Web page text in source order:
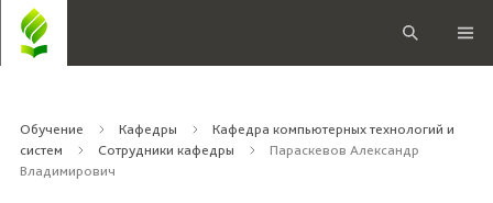
Обучение Кафедры
Кафедра компьютерных технологий и
систем
Сотрудники кафедры
Параскевов Александр
Владимирович